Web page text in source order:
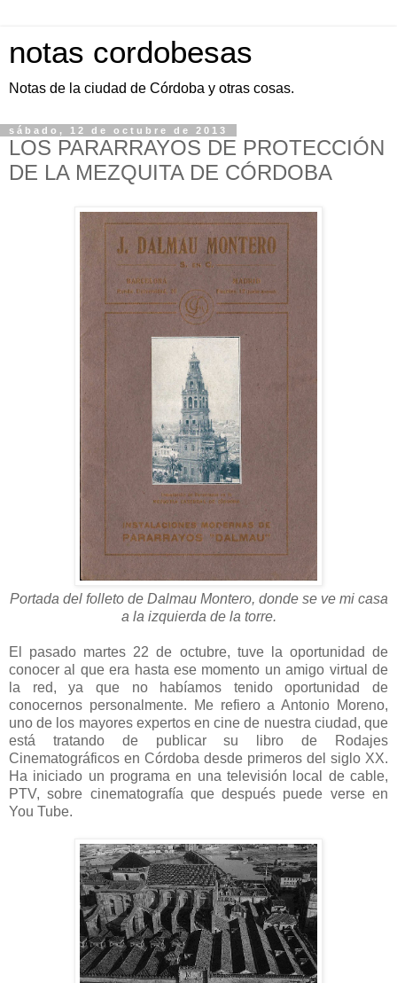
notas cordobesas
Notas de la ciudad de Córdoba y otras cosas.
sábado, 12 de octubre de 2013
LOS PARARRAYOS DE PROTECCIÓN
DE LA MEZQUITA DE CÓRDOBA
Portada del folleto de Dalmau Montero, donde se ve mi casa
a la izquierda de la torre.
El pasado martes 22 de octubre, tuve la oportunidad de
conocer al que era hasta ese momento un amigo virtual de
la red, ya que no habíamos tenido oportunidad de
conocernos personalmente. Me refiero a Antonio Moreno,
uno de los mayores expertos en cine de nuestra ciudad, que
está tratando de publicar su libro de Rodajes
Cinematográficos en Córdoba desde primeros del siglo XX.
Ha iniciado un programa en una televisión local de cable,
PTV, sobre cinematografía que después puede verse en
You Tube.